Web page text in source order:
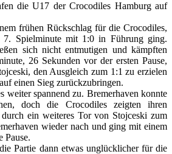
die U17 der Crocodiles Hamburg auf
frühen Rückschlag für die Crocodiles,
7. Spielminute mit 1:0 in Führung ging.
sich nicht entmutigen und kämpften
26 Sekunden vor der ersten Pause,
den Ausgleich zum 1:1 zu erzielen
einen Sieg zurückzubringen.
weiter spannend zu. Bremerhaven konnte
doch die Crocodiles zeigten ihren
ein weiteres Tor von Stojceski zum
wieder nach und ging mit einem
Pause.
Partie dann etwas unglücklicher für die